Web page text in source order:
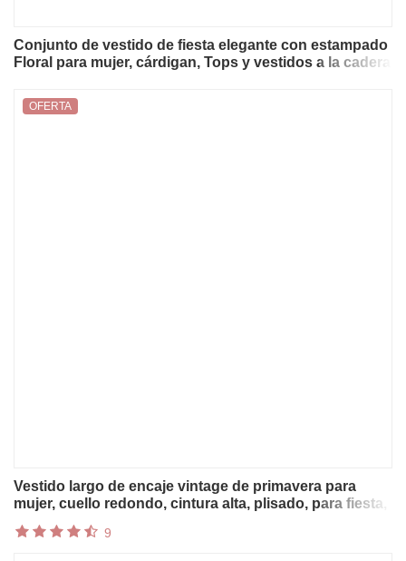
Conjunto de vestido de fiesta elegante con estampado
Floral para mujer, cárdigan, Tops y vestidos a la cadera
con manga acampanada
Vestido largo de encaje vintage de primavera para
mujer, cuello redondo, cintura alta, plisado, para fiesta,
OFERTA
9